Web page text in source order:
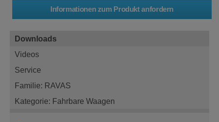
Downloads
Videos
Service
Familie: RAVAS
Kategorie: Fahrbare Waagen